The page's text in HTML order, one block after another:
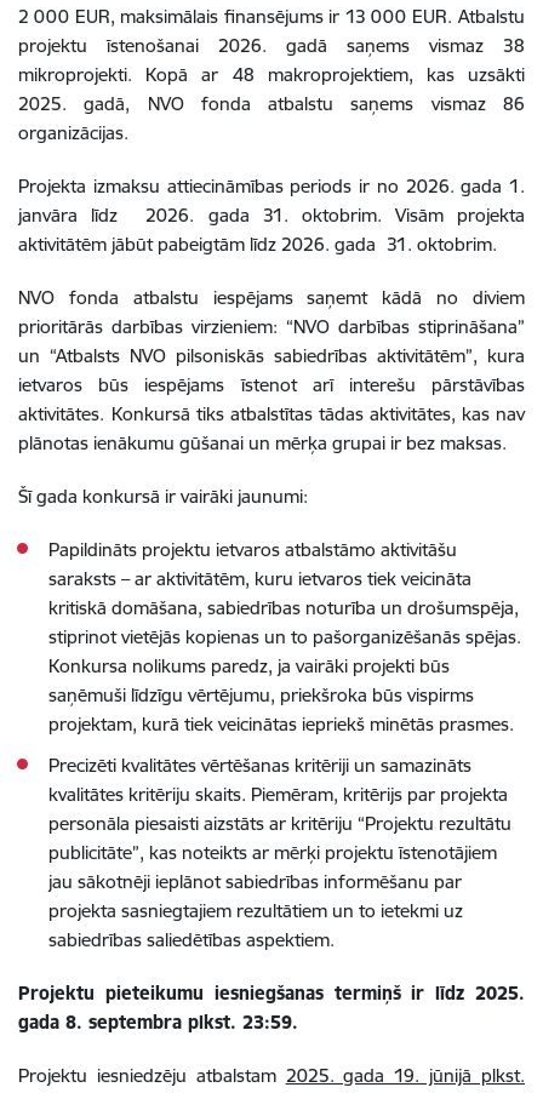
2 000 EUR, maksimālais finansējums ir 13 000 EUR. Atbalstu
projektu īstenošanai 2026. gadā saņems vismaz 38
mikroprojekti. Kopā ar 48 makroprojektiem, kas uzsākti
2025. gadā, NVO fonda atbalstu saņems vismaz 86
organizācijas.
Projekta izmaksu attiecināmības periods ir no 2026. gada 1.
janvāra līdz
2026. gada 31. oktobrim. Visām projekta
aktivitātēm jābūt pabeigtām līdz 2026. gada 31. oktobrim.
NVO fonda atbalstu iespējams saņemt kādā no diviem
prioritārās darbības virzieniem: “NVO darbības stiprināšana”
un “Atbalsts NVO pilsoniskās sabiedrības aktivitātēm”, kura
ietvaros būs iespējams īstenot arī interešu pārstāvības
aktivitātes. Konkursā tiks atbalstītas tādas aktivitātes, kas nav
plānotas ienākumu gūšanai un mērķa grupai ir bez maksas.
Šī gada konkursā ir vairāki jaunumi:
Papildināts projektu ietvaros atbalstāmo aktivitāšu
saraksts – ar aktivitātēm, kuru ietvaros tiek veicināta
kritiskā domāšana, sabiedrības noturība un drošumspēja,
stiprinot vietējās kopienas un to pašorganizēšanās spējas.
Konkursa nolikums paredz, ja vairāki projekti būs
saņēmuši līdzīgu vērtējumu, priekšroka būs vispirms
projektam, kurā tiek veicinātas iepriekš minētās prasmes.
Precizēti kvalitātes vērtēšanas kritēriji un samazināts
kvalitātes kritēriju skaits. Piemēram, kritērijs par projekta
personāla piesaisti aizstāts ar kritēriju “Projektu rezultātu
publicitāte”, kas noteikts ar mērķi projektu īstenotājiem
jau sākotnēji ieplānot sabiedrības informēšanu par
projekta sasniegtajiem rezultātiem un to ietekmi uz
sabiedrības saliedētības aspektiem.
Projektu pieteikumu iesniegšanas termiņš ir līdz 2025.
gada 8. septembra plkst. 23:59.
Projektu iesniedzēju atbalstam 2025. gada 19. jūnijā plkst.